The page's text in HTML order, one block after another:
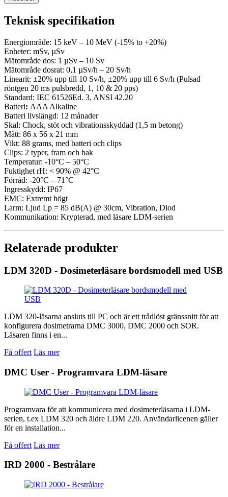
Teknisk specifikation
Energiområde: 15 keV – 10 MeV (-15% to +20%)
Enheter: mSv, µSv
Mätområde dos: 1 µSv – 10 Sv
Mätområde dosrat: 0,1 µSv/h – 20 Sv/h
Linearit: ±20% upp till 10 Sv/h, ±20% upp till 6 Sv/h (Pulsad
röntgen 20 ms pulsbredd, 1, 10 & 20 pps)
Standard: IEC 61526Ed. 3, ANSI 42.20
Batteri: AAA Alkaline
Batteri livslängd: 12 månader
Skal: Chock, stöt och vibrationsskyddad (1,5 m betong)
Mått: 86 x 56 x 21 mm
Vikt: 88 grams, med batteri och clips
Clips: 2 typer, fram och bak
Temperatur: -10°C – 50°C
Fuktighet rH: < 90% @ 42°C
Förråd: -20°C – 71°C
Ingresskydd: IP67
EMC: Extremt högt
Larm: Ljud Lp = 85 dB(A) @ 30cm, Vibration, Diod
Kommunikation: Krypterad, med läsare LDM-serien
Relaterade produkter
LDM 320D - Dosimeterläsare bordsmodell med USB
LDM 320-läsarna ansluts till PC och är ett trådlöst gränssnitt för att
konfigurera dosimetrarna DMC 3000, DMC 2000 och SOR.
Läsaren finns i en...
Få offert Läs mer
DMC User - Programvara LDM-läsare
Programvara för att kommunicera med dosimeterläsarna i LDM-
serien, t.ex LDM 320 och äldre LDM 220. Användarlicenen gäller
för en installation...
Få offert Läs mer
IRD 2000 - Bestrålare